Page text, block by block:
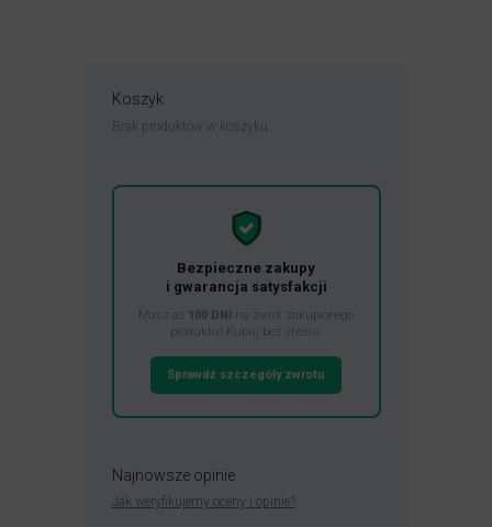
Koszyk
Brak produktów w koszyku.
Bezpieczne zakupy
i gwarancja satysfakcji
Masz aż 100 DNI na zwrot zakupionego
produktu! Kupuj bez stresu.
Sprawdź szczegóły zwrotu
Najnowsze opinie
Jak weryfikujemy oceny i opinie?